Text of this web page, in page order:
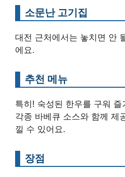
소문난 고기집
대전 근처에서는 놓치면 안
에요.
추천 메뉴
특히! 숙성된 한우를 구워
각종 바베큐 소스와 함께 제
낄 수 있어요.
장점